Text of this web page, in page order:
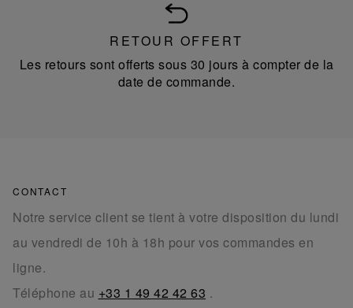
RETOUR OFFERT
Les retours sont offerts sous 30 jours à compter de la
date de commande.
CONTACT
Notre service client se tient à votre disposition du lundi
au vendredi de 10h à 18h pour vos commandes en
ligne.
Téléphone au +33 1 49 42 42 63 .